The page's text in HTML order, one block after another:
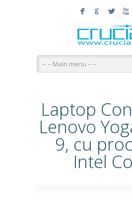
F G L X
Laptop
Lenovo
9, cu
Intel